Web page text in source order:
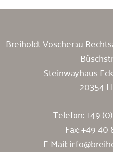
Breiholdt Voscherau
Steinwayhaus
20354
Telefon:+49
Fax: +49 40
E-Mail: